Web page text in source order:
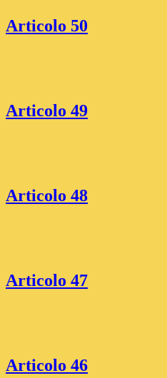
Articolo 50
Articolo 49
Articolo 48
Articolo 47
Articolo 46